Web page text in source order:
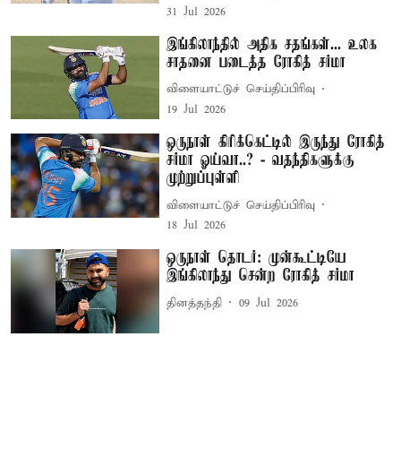
31 Jul 2026
இங்கிலாந்தில் அதிக சதங்கள்... உலக
சாதனை படைத்த ரோகித் சர்மா
விளையாட்டுச் செய்திப்பிரிவு
19 Jul 2026
ஒருநாள் கிரிக்கெட்டில் இருந்து ரோகித்
சர்மா ஓய்வா..? - வதந்திகளுக்கு
முற்றுப்புள்ளி
விளையாட்டுச் செய்திப்பிரிவு
18 Jul 2026
ஒருநாள் தொடர்: முன்கூட்டியே
இங்கிலாந்து சென்ற ரோகித் சர்மா
தினத்தந்தி 09 Jul 2026